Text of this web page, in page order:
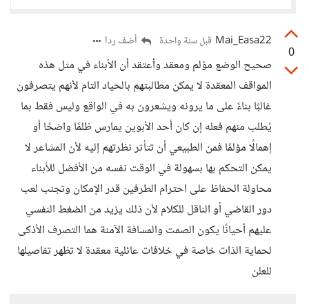
0
Mai_Easa22 قبل سنة واحدة أضف ردا
صحيح الوضع مؤلم ومعقد وأعتقد أن الأبناء في مثل هذه
المواقف المعقدة لا يمكن مطالبتهم بالحياد التام لأنهم يتصرفون
غالبًا بناءً على ما يرونه ويشعرون به في الواقع وليس فقط بما
يُطلب منهم فعله إن كان أحد الأبوين يمارس ظلمًا واضحًا أو
إهمالًا مؤلمًا فمن الطبيعي أن تتأثر نظرتهم إليه لأن المشاعر لا
يمكن التحكم بها بسهولة في الوقت نفسه من الأفضل للأبناء
محاولة الحفاظ على احترام الطرفين قدر الإمكان وتجنب لعب
دور القاضي أو الناقل للكلام لأن ذلك يزيد من الضغط النفسي
عليهم أحيانًا يكون الصمت والمسافة الآمنة هما التصرف الأذكى
لحماية الذات خاصة في خلافات عائلية معقدة لا تظهر تفاصيلها
للعلن